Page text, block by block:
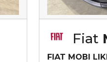
Fiat
FIAT MOBI